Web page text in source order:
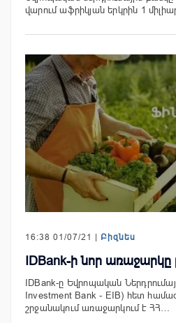
վարում աֆրիկյան երկրին 1
16:38 01/07/21 | Բիզնես
IDBank-ի նոր առաջարկը
IDBank-ը Եվրոպական
Investment Bank - EIB) հետ
շրջանակում առաջարկում է ՀՀ…